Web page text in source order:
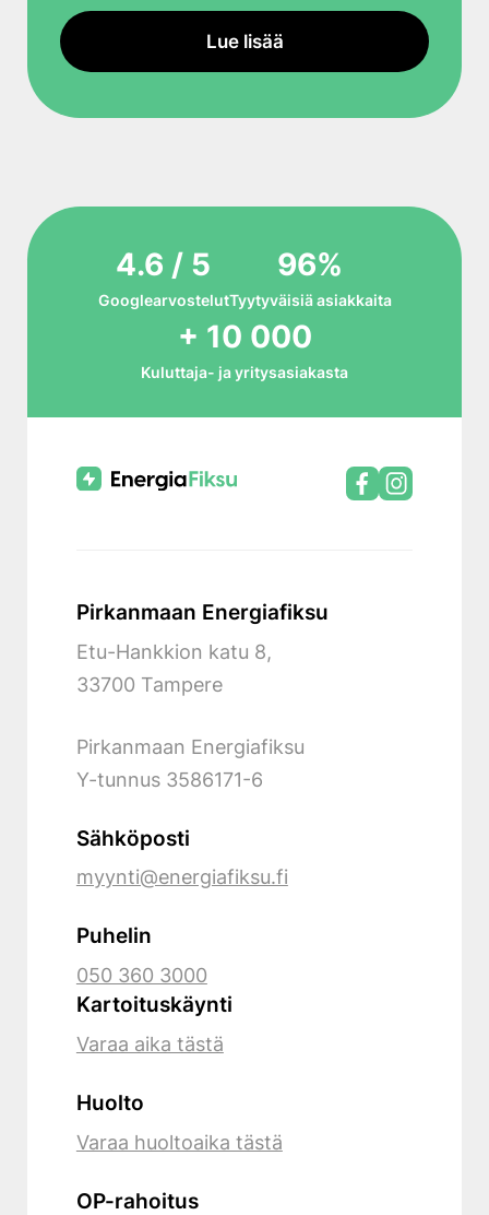
Lue lisää
4.6 / 5
Googlearvostelut
96%
Tyytyväisiä asiakkaita
+ 10 000
Kuluttaja- ja yritysasiakasta
Pirkanmaan Energiafiksu
Etu-Hankkion katu 8,
33700 Tampere
Pirkanmaan Energiafiksu
Y-tunnus 3586171-6
Sähköposti
myynti@energiafiksu.fi
Puhelin
050 360 3000
Kartoituskäynti
Varaa aika tästä
Huolto
Varaa huoltoaika tästä
OP-rahoitus